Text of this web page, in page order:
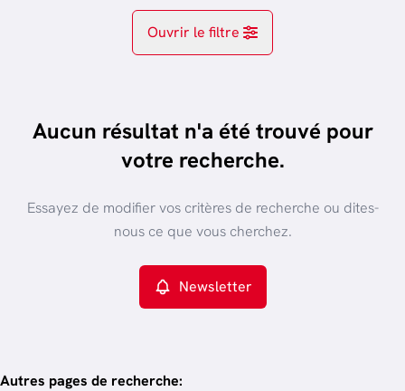
Ouvrir le filtre
Genval (1332) Remove
Maison Remove
trier par plus récent
Aucun résultat n'a été trouvé pour
votre recherche.
Essayez de modifier vos critères de recherche ou dites-
nous ce que vous cherchez.
Newsletter
Autres pages de recherche: